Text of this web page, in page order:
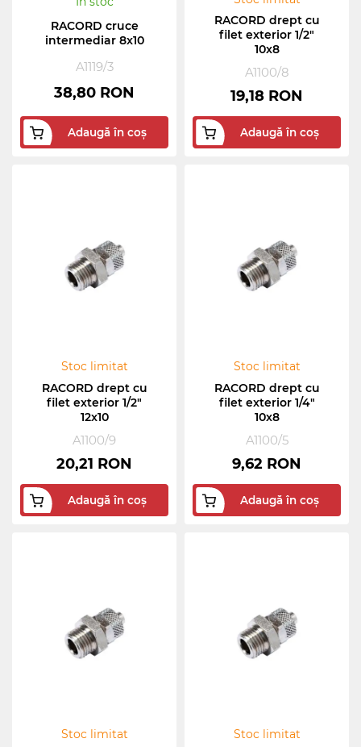
RACORD cruce
intermediar 8x10
A1119/3
38,80 RON
Adaugă în coș
RACORD drept cu
filet exterior 1/2"
10x8
A1100/8
19,18 RON
Adaugă în coș
Stoc limitat
RACORD drept cu
filet exterior 1/2"
12x10
A1100/9
20,21 RON
Adaugă în coș
Stoc limitat
RACORD drept cu
filet exterior 1/4"
10x8
A1100/5
9,62 RON
Adaugă în coș
Stoc limitat
Stoc limitat